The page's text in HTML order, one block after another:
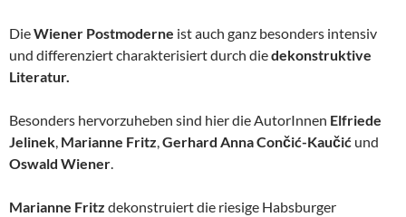
DieWiener Postmoderne ist auch ganz besonders intensiv
und differenziert charakterisiert durch diedekonstruktive
Literatur.
Besonders hervorzuheben sind hier die AutorInnen Elfriede
Jelinek, Marianne Fritz,Gerhard Anna Cončić-Kaučić und
Oswald Wiener.
Marianne Fritz dekonstruiert die riesige Habsburger